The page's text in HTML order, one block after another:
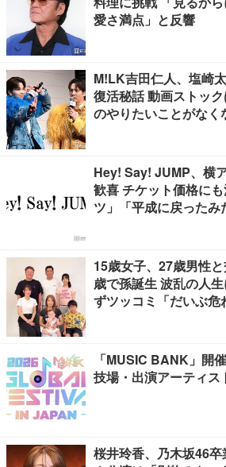
愛さ満点」と反響
M!LK吉田仁人、塩崎
復活秘話 動画ストッ
のやりたいことがな
Hey! Say! JUMP、横
歓喜 チケット価格に
ツ」「平成に戻ったみ
15歳女子、27歳男性
歳で孫誕生 波乱の人
ずツッコミ「だいぶ危
「MUSIC BANK」開
技場・出演アーティス
桜井玲香、乃木坂46